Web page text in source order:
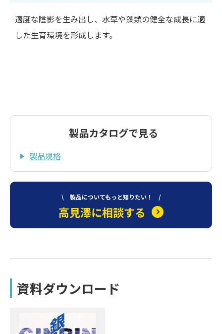
適度な陰影を生み出し、水草や藻類の健全な成長に適
した生育環境を形成します。
製品カタログで見る
製品規格
\ 製品についてもっと知りたい！ /
高見澤に相談する
資料ダウンロード